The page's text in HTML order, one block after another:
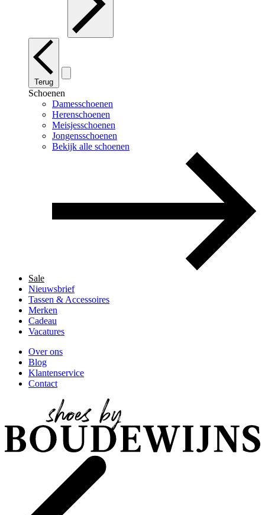
Terug
Schoenen
Damesschoenen
Herenschoenen
Meisjesschoenen
Jongensschoenen
Bekijk alle schoenen
Sale
Nieuwsbrief
Tassen & Accessoires
Merken
Cadeau
Vacatures
Over ons
Blog
Klantenservice
Contact